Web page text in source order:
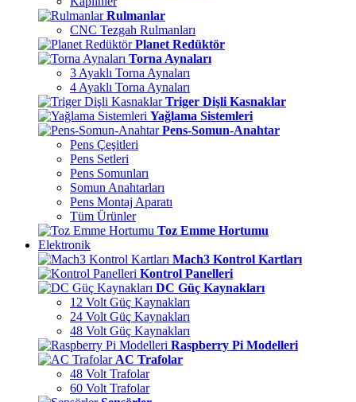
Rulmanlar
CNC Tezgah Rulmanları
Planet Redüktör
Torna Aynaları
3 Ayaklı Torna Aynaları
4 Ayaklı Torna Aynaları
Triger Dişli Kasnaklar
Yağlama Sistemleri
Pens-Somun-Anahtar
Pens Çeşitleri
Pens Setleri
Pens Somunları
Somun Anahtarları
Pens Montaj Aparatı
Tüm Ürünler
Toz Emme Hortumu
Elektronik
Mach3 Kontrol Kartları
Kontrol Panelleri
DC Güç Kaynakları
12 Volt Güç Kaynakları
24 Volt Güç Kaynakları
48 Volt Güç Kaynakları
Raspberry Pi Modelleri
AC Trafolar
48 Volt Trafolar
60 Volt Trafolar